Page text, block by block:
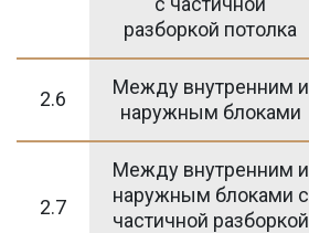
разборкой потолка
2.6
Между внутренним и
наружным блоками
2.7
Между внутренним и
наружным блоками с
частичной разборкой